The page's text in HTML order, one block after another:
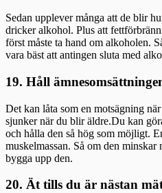
Sedan upplever många att de blir
dricker alkohol. Plus att
först måste ta hand om alkoholen.
vara bäst att antingen sluta med
19. Håll
Det kan låta som en motsägning
sjunker när du blir äldre.Du kan
och hålla den så hög som möjligt.
muskelmassan. Så om den
bygga upp den.
20. Ät tills du är nästan